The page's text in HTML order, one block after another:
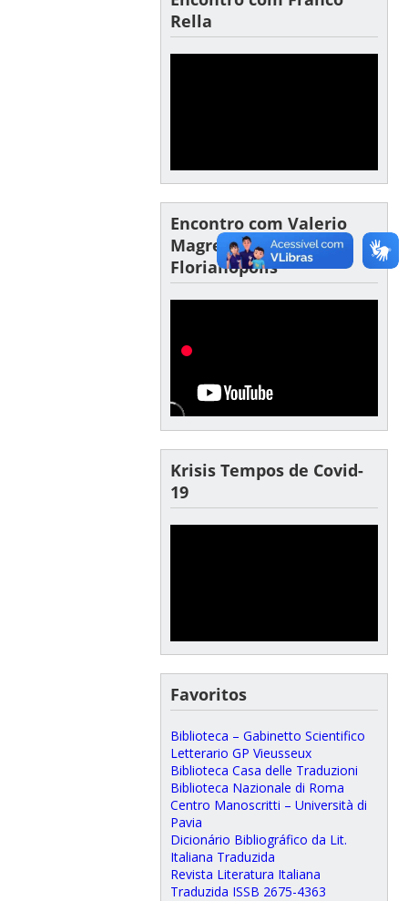
Rella
Encontro com Valerio
Magrelli – CIC
Florianópolis
Krisis Tempos de Covid-
19
Favoritos
Biblioteca – Gabinetto Scientifico
Letterario GP Vieusseux
Biblioteca Casa delle Traduzioni
Biblioteca Nazionale di Roma
Centro Manoscritti – Università di
Pavia
Dicionário Bibliográfico da Lit.
Italiana Traduzida
Revista Literatura Italiana
Traduzida ISSB 2675-4363